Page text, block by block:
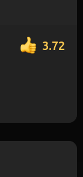
3.72